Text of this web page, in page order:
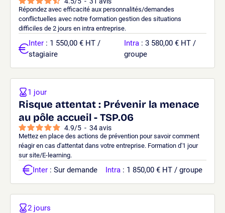
Répondez avec efficacité aux personnalités/demandes
conflictuelles avec notre formation gestion des situations
difficiles de 2 jours en intra entreprise.
Inter : 1 550,00 € HT /
stagiaire
Intra : 3 580,00 € HT /
groupe
Risque attentat : Prévenir la menace
au pôle accueil - TSP.06
4.9/5 - 34avis
Mettez en place des actions de prévention pour savoir comment
réagir en cas d'attentat dans votre entreprise. Formation d'1 jour
sur site/E-learning.
1 jour
Inter : Sur demande Intra : 1 850,00 € HT / groupe
2 jours